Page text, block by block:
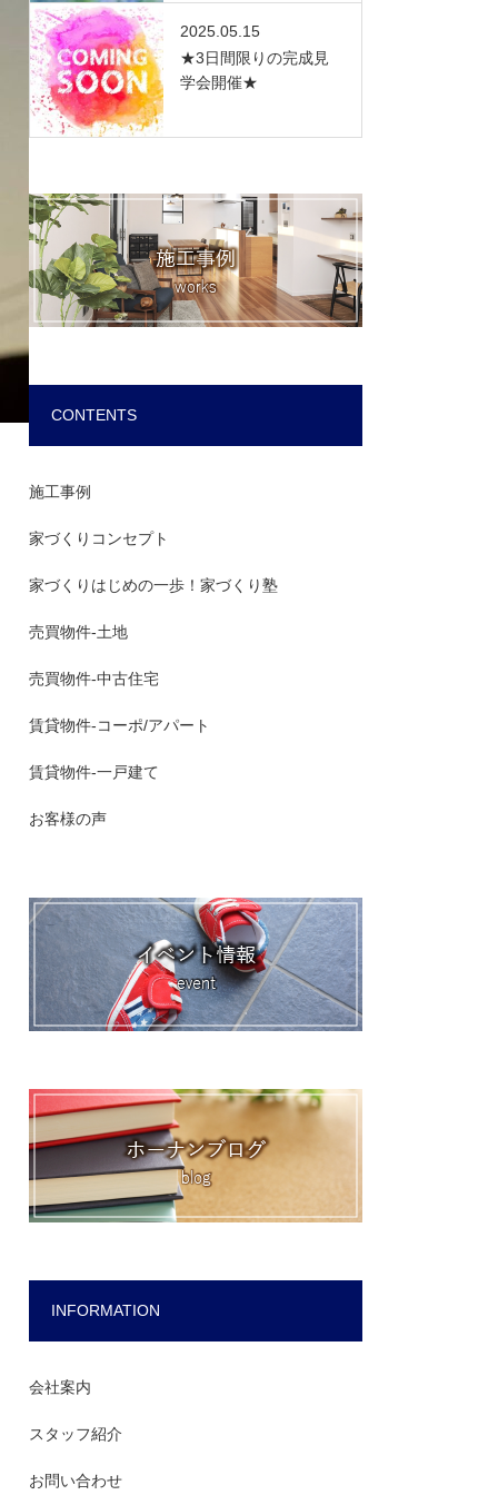
2025.05.15
★3日間限りの完成見
学会開催★
CONTENTS
施工事例
家づくりコンセプト
家づくりはじめの一歩！家づくり塾
売買物件-土地
売買物件-中古住宅
賃貸物件-コーポ/アパート
賃貸物件-一戸建て
お客様の声
INFORMATION
会社案内
スタッフ紹介
お問い合わせ